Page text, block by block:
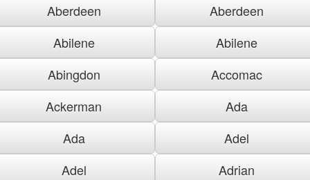
Aberdeen
Aberdeen
Abilene
Abilene
Abingdon
Accomac
Ackerman
Ada
Ada
Adel
Adel
Adrian